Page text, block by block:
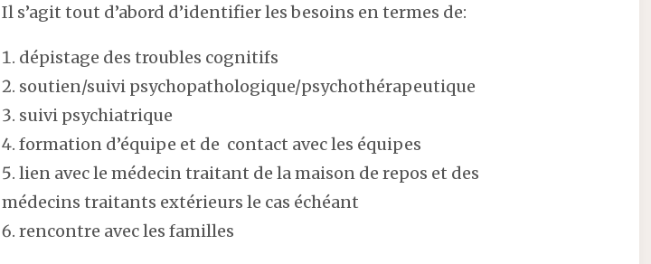
Il s’agit tout d’abord d’identifier les besoins en termes de:
dépistage des troubles cognitifs
soutien/suivi psychopathologique/psychothérapeutique
suivi psychiatrique
formation d’équipe et de contact avec les équipes
lien avec le médecin traitant de la maison de repos et des
médecins traitants extérieurs le cas échéant
rencontre avec les familles